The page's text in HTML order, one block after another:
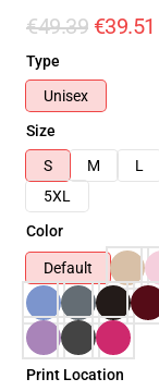
€49.39 €39.51
Type
Unisex
Size
S
M L
5XL
Color
Default
Print Location